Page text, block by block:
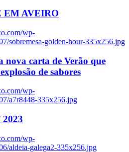
EM AVEIRO
wp-
sobremesa-golden-hour-335x256.jpg
nova carta de Verão que
de sabores
wp-
a7r8448-335x256.jpg
wp-
aldeia-galega2-335x256.jpg